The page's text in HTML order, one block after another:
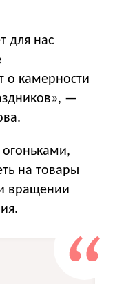
для нас
о камерности
—
на товары
вращении